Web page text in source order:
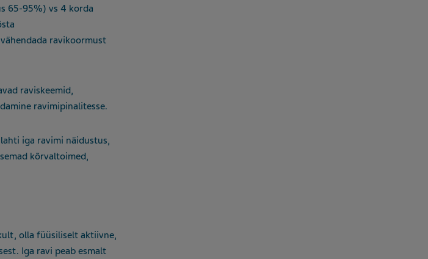
65-95%) vs 4 korda
ravikoormust
raviskeemid,
ravimipinalitesse.
iga ravimi näidustus,
kõrvaltoimed,
olla füüsiliselt aktiivne,
Iga ravi peab esmalt